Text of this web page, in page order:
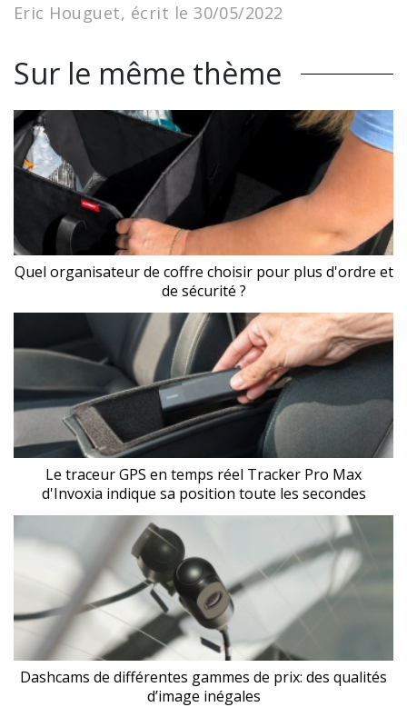
Eric Houguet, écrit le 30/05/2022
Sur le même thème
Quel organisateur de coffre choisir pour plus d'ordre et
de sécurité ?
Le traceur GPS en temps réel Tracker Pro Max
d'Invoxia indique sa position toute les secondes
Dashcams de différentes gammes de prix: des qualités
d’image inégales